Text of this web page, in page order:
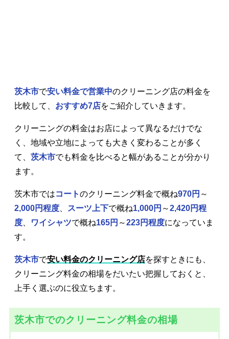
茨木市で安い料金で営業中のクリーニング店の料金を
比較して、 おすすめ7店をご紹介していきます。
クリーニングの料金はお店によって異なるだけでな
く、地域や立地によっても大きく変わることが多く
て、 茨木市でも料金を比べると幅があることが分かり
ます。
茨木市ではコートのクリーニング料金で概ね970円 ～
2,000円程度
スーツ上下で概ね1,000円 ～2,420円程
度
ワイシャツで概ね165円 ～223円程度になっていま
す。
茨木市で安い料金のクリーニング店を探すときにも、
クリーニング料金の相場をだいたい把握しておくと、
上手く選ぶのに役立ちます。
茨木市でのクリーニング料金の相場